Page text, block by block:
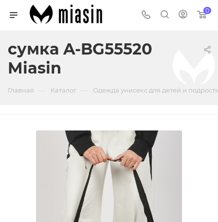
0
сумка A-BG55520
Miasin
Главная Каталог Одежда унисекс для детей и